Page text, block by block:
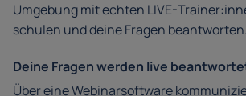
Umgebung mit echten LIVE-
schulen und deine Fragen beantworten.
Deine Fragen werden live
Über eine Webinarsoftware